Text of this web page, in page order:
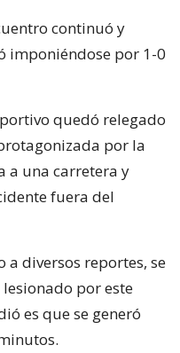
continuó y
imponiéndose por 1-0
quedó relegado
por la
a una carretera y
fuera del
a diversos reportes, se
por este
es que se generó